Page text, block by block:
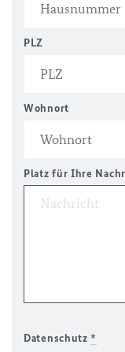
PLZ
Wohnort
Platz für Ihre
Datenschutz*